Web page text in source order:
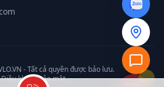
- Tất cả quyền được bảo lưu.
Điều khoảnBảo mật